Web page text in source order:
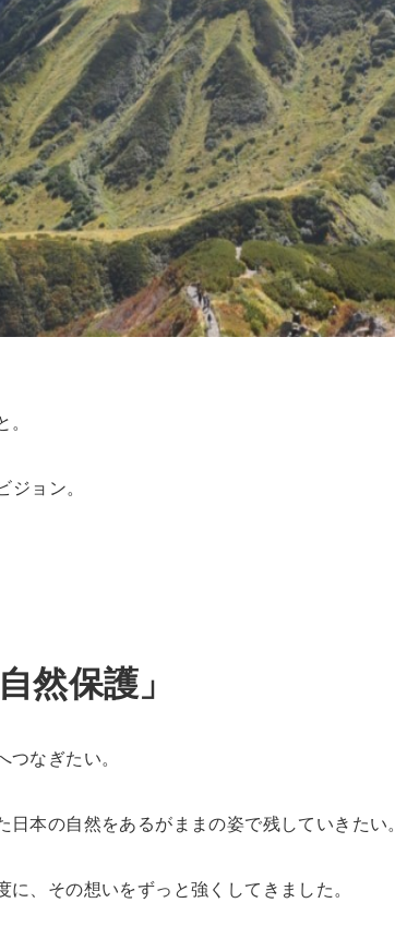
ョン。
然保護」
なぎたい。
本の自然をあるがままの姿で残していきたい。
、その想いをずっと強くしてきました。